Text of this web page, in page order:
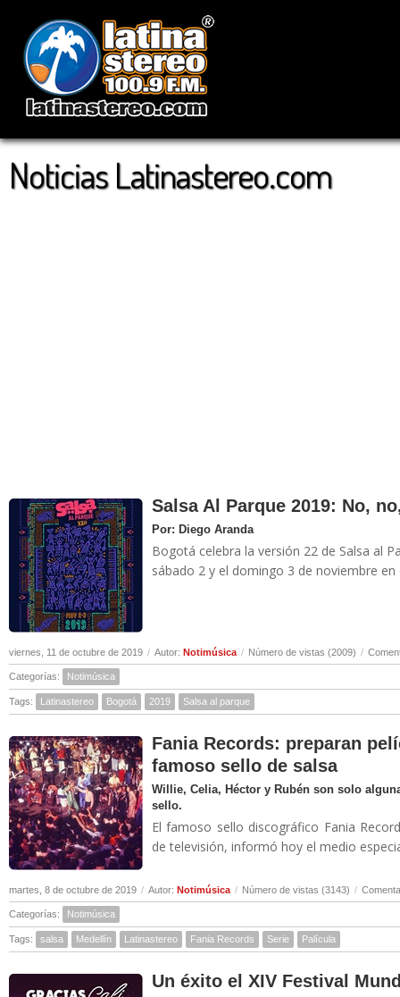
Noticias Latinastereo.com
Salsa Al Parque 2019: No,
Por: Diego Aranda
Bogotá celebra la versión 22 de Salsa al
sábado 2 y el domingo 3 de noviembre
viernes, 11 de octubre de 2019 / Autor: Notimúsica / Número de vistas (2009) /
Categorías: Notimúsica
Tags: Latinastereo Bogotá 2019 Salsa al parque
Fania Records: preparan
famoso sello de salsa
Willie, Celia, Héctor y Rubén son solo
sello.
El famoso sello discográfico Fania
de televisión, informó hoy el medio
martes, 8 de octubre de 2019 / Autor: Notimúsica / Número de vistas (3143) /
Categorías: Notimúsica
Tags: salsa Medellín Latinastereo Fania Records Serie Palícula
Un éxito el XIV Festival